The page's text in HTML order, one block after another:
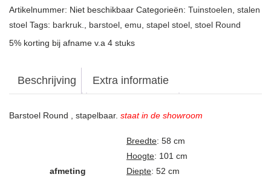
Artikelnummer: Niet beschikbaar Categorieën: Tuinstoelen stalen
stoel Tags: barkruk. barstoel emu stapel stoel stoel Round
5% korting bij afname v.a 4 stuks
Beschrijving Extra informatie
Barstoel Round , stapelbaar. staat in de showroom
afmeting
Breedte: 58 cm
Hoogte: 101 cm
Diepte: 52 cm